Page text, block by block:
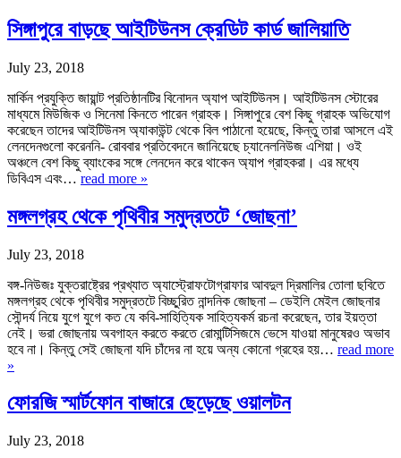
সিঙ্গাপুরে বাড়ছে আইটিউনস ক্রেডিট কার্ড জালিয়াতি
July 23, 2018
মার্কিন প্রযুক্তি জায়ান্ট প্রতিষ্ঠানটির বিনোদন অ্যাপ আইটিউনস। আইটিউনস স্টোরের
মাধ্যমে মিউজিক ও সিনেমা কিনতে পারেন গ্রাহক। সিঙ্গাপুরে বেশ কিছু গ্রাহক অভিযোগ
করেছেন তাদের আইটিউনস অ্যাকাউন্ট থেকে বিল পাঠানো হয়েছে, কিন্তু তারা আসলে এই
লেনদেনগুলো করেননি- রোববার প্রতিবেদনে জানিয়েছে চ্যানেলনিউজ এশিয়া। ওই
অঞ্চলে বেশ কিছু ব্যাংকের সঙ্গে লেনদেন করে থাকেন অ্যাপ গ্রাহকরা। এর মধ্যে
ডিবিএস এবং… read more »
মঙ্গলগ্রহ থেকে পৃথিবীর সমুদ্রতটে ‘জোছনা’
July 23, 2018
বঙ্গ-নিউজঃ যুক্তরাষ্ট্রের প্রখ্যাত অ্যাস্ট্রোফটোগ্রাফার আবদুল দ্রিমালির তোলা ছবিতে
মঙ্গলগ্রহ থেকে পৃথিবীর সমুদ্রতটে বিচ্ছুরিত নান্দনিক জোছনা – ডেইলি মেইল জোছনার
সৌন্দর্য নিয়ে যুগে যুগে কত যে কবি-সাহিত্যিক সাহিত্যকর্ম রচনা করেছেন, তার ইয়ত্তা
নেই। ভরা জোছনায় অবগাহন করতে করতে রোমান্টিসিজমে ভেসে যাওয়া মানুষেরও অভাব
হবে না। কিন্তু সেই জোছনা যদি চাঁদের না হয়ে অন্য কোনো গ্রহের হয়… read more
»
ফোরজি স্মার্টফোন বাজারে ছেড়েছে ওয়ালটন
July 23, 2018